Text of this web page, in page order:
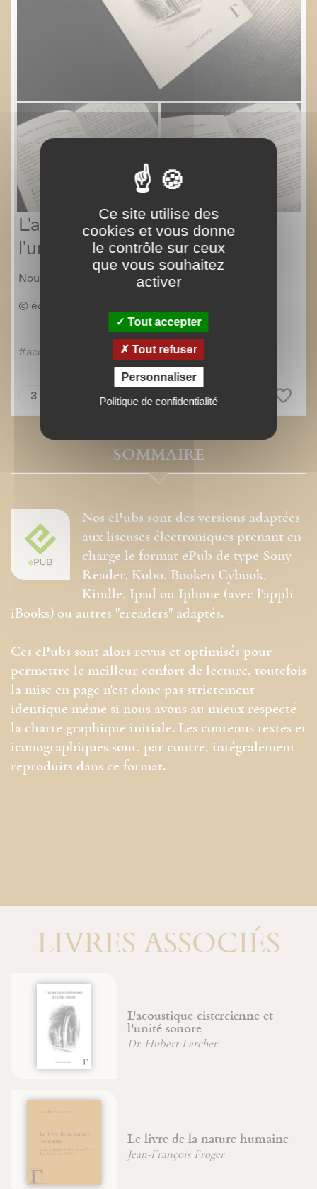
SOMMAIRE
Nos ePubs sont des versions adaptées
aux liseuses électroniques prenant en
charge le format ePub de type Sony
Reader, Kobo, Booken Cybook,
Kindle, Ipad ou Iphone (avec l'appli
iBooks) ou autres "ereaders" adaptés.
Ces ePubs sont alors revus et optimisés pour
permettre le meilleur confort de lecture, toutefois
la mise en page n'est donc pas strictement
identique même si nous avons au mieux respecté
la charte graphique initiale. Les contenus textes et
iconographiques sont, par contre, intégralement
reproduits dans ce format.
LIVRES ASSOCIÉS
cistercienne et
Larcher
de la nature humaine
Froger
Icônes
Du
Ce site utilise des
cookies et vous donne
le contrôle sur ceux
que vous souhaitez
activer
Tout accepter
Tout refuser
Personnaliser
Politique de confidentialité